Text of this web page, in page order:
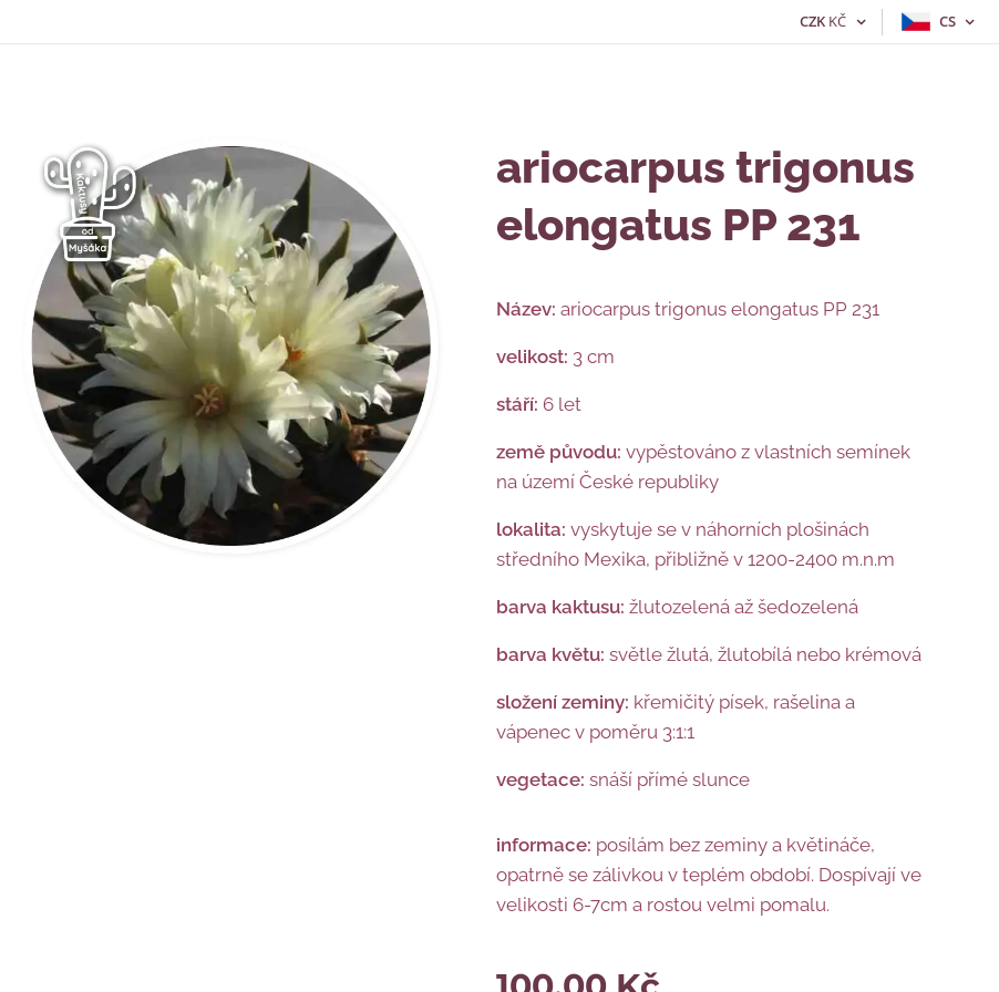
CZK KČ CS
ariocarpus trigonus
elongatus PP 231
Název: ariocarpus trigonus elongatus PP 231
velikost: 3 cm
stáří: 6 let
země původu: vypěstováno z vlastních semínek
na území České republiky
lokalita: vyskytuje se v náhorních plošinách
středního Mexika, přibližně v 1200-2400 m.n.m
barva kaktusu: žlutozelená až šedozelená
barva květu: světle žlutá, žlutobílá nebo krémová
složení zeminy: křemičitý písek, rašelina a
vápenec v poměru 3:1:1
vegetace: snáší přímé slunce
informace: posílám bez zeminy a květináče,
opatrně se zálivkou v teplém období. Dospívají ve
velikosti 6-7cm a rostou velmi pomalu.